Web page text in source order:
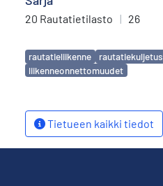
20 Rautatietilasto | 26
Avainsanat
rautatieliikenne rautatiekuljetus
liikenneonnettomuudet
Tietueen kaikki tiedot